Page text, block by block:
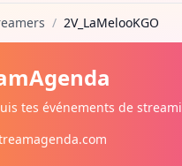
/ 2V_LaMelooKGO
tes événements de